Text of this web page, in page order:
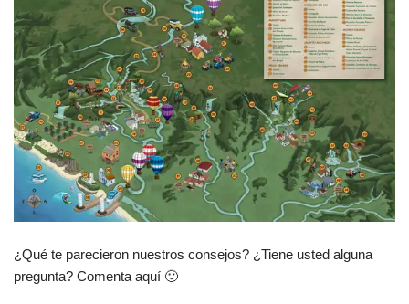
¿Qué te parecieron nuestros consejos? ¿Tiene usted alguna
pregunta? Comenta aquí 🙂